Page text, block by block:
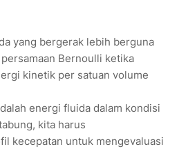
yang bergerak lebih berguna
Bernoulli ketika
kinetik per satuan volume
energi fluida dalam kondisi
kita harus
kecepatan untuk mengevaluasi